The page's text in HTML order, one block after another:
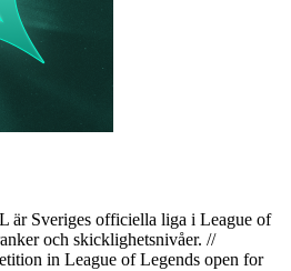
Sveriges officiella liga i League of
och skicklighetsnivåer. //
in League of Legends open for